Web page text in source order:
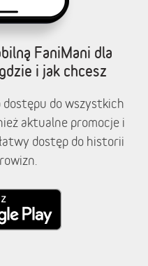
FaniMani dla
i jak chcesz
dostępu do wszystkich
aktualne promocje i
dostęp do historii